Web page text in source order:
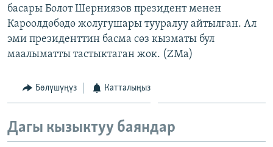
басары Болот Шерниязов президент менен
Кароолдөбөдө жолугушары тууралуу айтылган. Ал
эми президенттин басма сөз кызматы бул
маалыматты тастыктаган жок. (ZMa)
Бөлүшүңүз Катталыңыз
Дагы кызыктуу баяндар